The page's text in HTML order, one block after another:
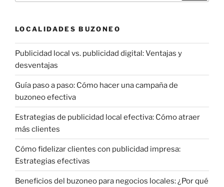
LOCALIDADES BUZONEO
Publicidad local vs. publicidad digital: Ventajas y
desventajas
Guía paso a paso: Cómo hacer una campaña de
buzoneo efectiva
Estrategias de publicidad local efectiva: Cómo atraer
más clientes
Cómo fidelizar clientes con publicidad impresa:
Estrategias efectivas
Beneficios del buzoneo para negocios locales: ¿Por qué